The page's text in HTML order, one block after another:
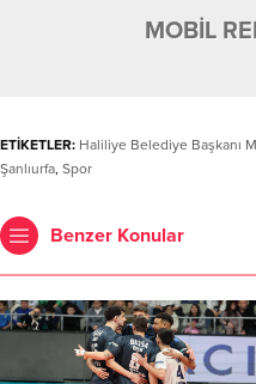
MOBİL
ETİKETLER: Haliliye Belediye Başkanı
Şanlıurfa, Spor
Benzer Konular